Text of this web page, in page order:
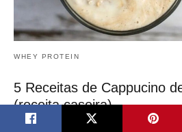
WHEY PROTEIN
5 Receitas de Cappucino
(receita caseira)
E não é que conseguiram gourmetizar